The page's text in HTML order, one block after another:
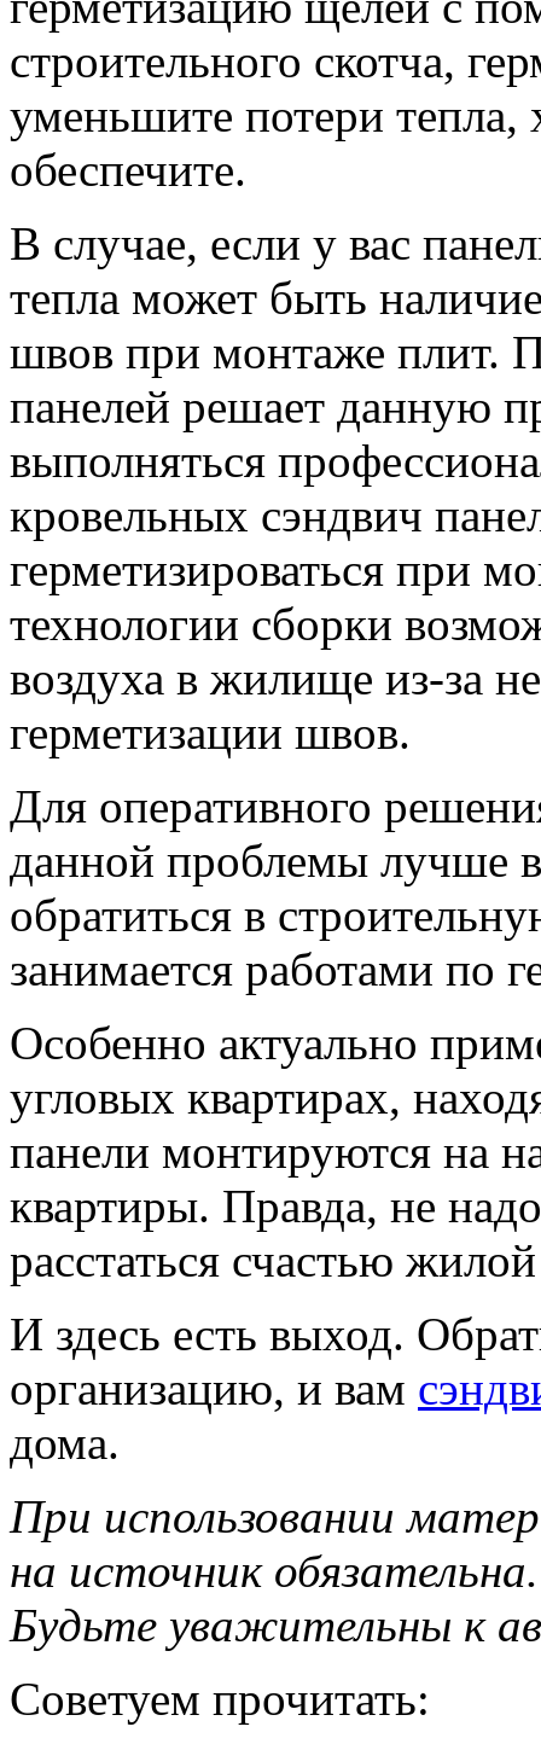
строительного скотча,
уменьшите потери
обеспечите.
В случае, если у вас
тепла может быть
швов при монтаже плит.
панелей решает данную
выполняться
кровельных сэндвич
герметизироваться при
технологии сборки
воздуха в жилище из-за
герметизации швов.
Для оперативного
данной проблемы лучше
обратиться в
занимается работами по
Особенно актуально
угловых квартирах,
панели монтируются на
квартиры. Правда, не
расстаться счастью
И здесь есть выход.
организацию, и вам
дома.
При использовании
на источник обязательна.
Будьте уважительны к
Советуем прочитать: